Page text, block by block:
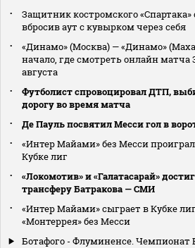
Защитник костромского «Спартака»
вбросив аут с кувырком через себя
«Динамо» (Москва) — «Динамо»
начало, где смотреть онлайн матча
августа
Футболист спровоцировал ДТП,
дорогу во время матча
Де Пауль посвятил Месси гол в
«Интер Майами» без Месси
Кубке лиг
«Локомотив» и «Галатасарай»
трансферу Батракова — СМИ
«Интер Майами» сыграет в Кубке
«Монтеррея» без Месси
Ботафого - Флуминенсе. Чемпионат